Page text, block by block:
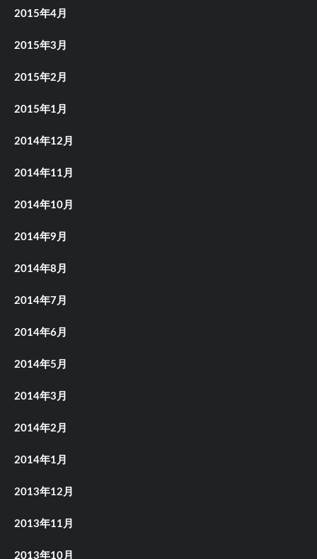
2015年4月
2015年3月
2015年2月
2015年1月
2014年12月
2014年11月
2014年10月
2014年9月
2014年8月
2014年7月
2014年6月
2014年5月
2014年3月
2014年2月
2014年1月
2013年12月
2013年11月
2013年10月